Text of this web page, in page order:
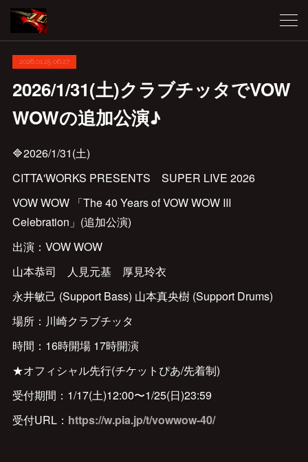
2026.01.25 06:27
2026/1/31(土)クラブチッタでVOW
WOWの追加公演♪
🔷2026/1/31(土)
CITTA'WORKS PRESENTS SUPER LIVE 2026
VOW WOW 「The 40 Years of VOW WOW Ⅲ
Celebration」(追加公演)
出演：VOW WOW
山本恭司 人見元基 厚見玲衣
永井敏己 (Support Bass) 山本真央樹 (Support Drums)
場所：川崎クラブチッタ
時間：16時開場 17時開演
★オフィシャル先行(チケットぴあ/先着制)
受付期間：1/17(土)12:00〜1/25(日)23:59
受付URL： https://w.pia.jp/t/vowwow-40/